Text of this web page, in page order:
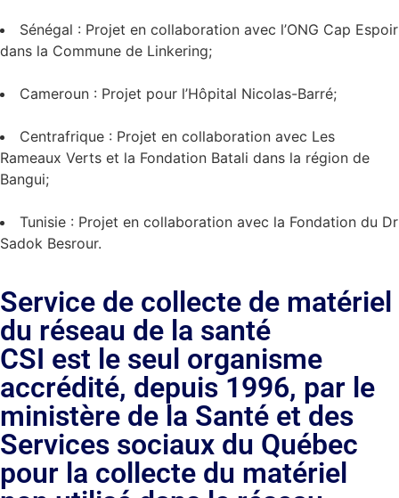
Sénégal : Projet en collaboration avec l’ONG Cap Espoir
dans la Commune de Linkering;
Cameroun : Projet pour l’Hôpital Nicolas-Barré;
Centrafrique : Projet en collaboration avec Les
Rameaux Verts et la Fondation Batali dans la région de
Bangui;
Tunisie : Projet en collaboration avec la Fondation du Dr
Sadok Besrour.
Service de collecte de matériel
du réseau de la santé
CSI est le seul organisme
accrédité, depuis 1996, par le
ministère de la Santé et des
Services sociaux du Québec
pour la collecte du matériel